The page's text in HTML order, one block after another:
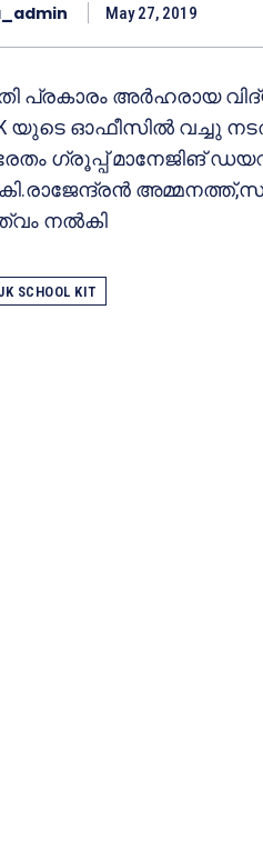
May 27, 2019
പദ്ധതി പ്രകാരം
യുടെ ഓഫീസില്‍ വച്ചു
ഗ്രൂപ്പ് മാനേജിങ്
നല്‍കി
SCHOOL KIT